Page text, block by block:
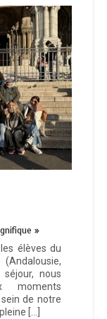
»
élèves du
nous
moments
de notre
[…]